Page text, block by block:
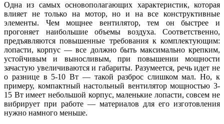
Одна из самых основополагающих характеристик, которая
влияет не только на мотор, но и на все конструктивные
элементы. Чем мощнее вентилятор, тем он быстрее и
прогоняет наибольшие объемы воздуха. Соответственно,
предъявляются повышенные требования к комплектующим:
лопасти, корпус — все должно быть максимально крепким,
устойчивым и выносливым, при повышении мощности
зачастую увеличиваются и габариты. Разумеется, речь идет не
о разнице в 5-10 Вт — такой разброс слишком мал. Но, к
примеру, компактный настольный вентилятор мощностью 3-
15 Вт имеет небольшой корпус, маленькие лопасти, совсем не
вибрирует при работе — материалов для его изготовления
нужно намного меньше.